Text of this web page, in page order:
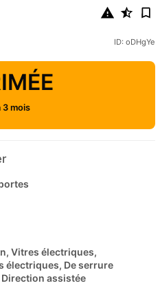
ID: oDHgYe
3 mois
Vitres électriques,
électriques, De serrure
assistée